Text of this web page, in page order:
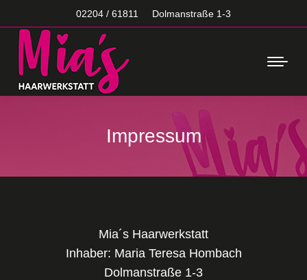
02204 / 61811 Dolmanstraße 1-3
Impressum
Mia´s Haarwerkstatt
Inhaber: Maria Teresa Hombach
Dolmanstraße 1-3